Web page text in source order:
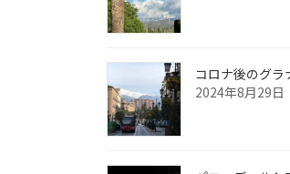
コロナ後のグ
2024年8月29日